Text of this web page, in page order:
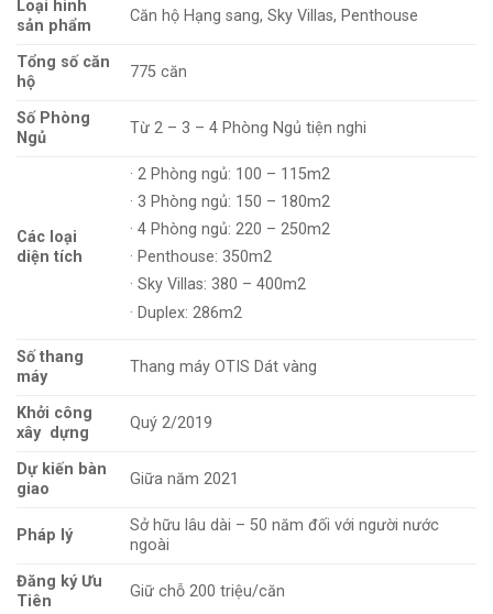
Loại hình
sản phẩm
Căn hộ Hạng sang, Sky Villas, Penthouse
Tổng số căn
hộ
775 căn
Số Phòng
Ngủ
Từ 2 – 3 – 4 Phòng Ngủ tiện nghi
Các loại
diện tích
· 2 Phòng ngủ: 100 – 115m2
· 3 Phòng ngủ: 150 – 180m2
· 4 Phòng ngủ: 220 – 250m2
· Penthouse: 350m2
· Sky Villas: 380 – 400m2
· Duplex: 286m2
Số thang
máy
Thang máy OTIS Dát vàng
Khởi công
xây dựng
Quý 2/2019
Dự kiến bàn
giao
Giữa năm 2021
Pháp lý
Sở hữu lâu dài – 50 năm đối với người nước
ngoài
Đăng ký Ưu
Tiên
Giữ chỗ 200 triệu/căn